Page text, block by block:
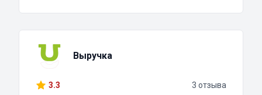
Выручка
3.3 3 отзыва